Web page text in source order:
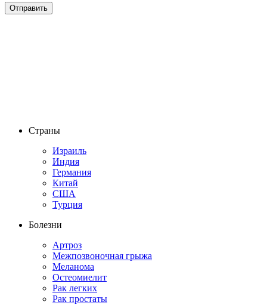
Страны
Израиль
Индия
Германия
Китай
США
Турция
Болезни
Артроз
Межпозвоночная грыжа
Меланома
Остеомиелит
Рак легких
Рак простаты